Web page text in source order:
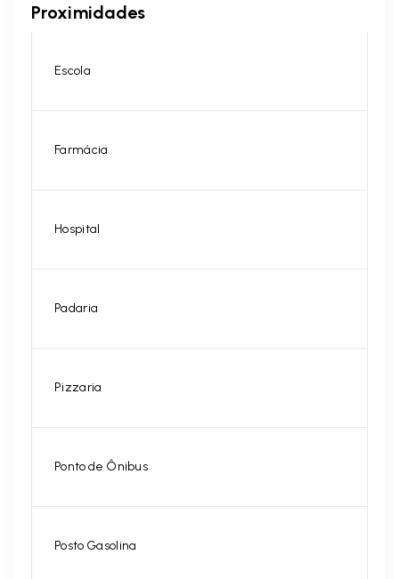
Proximidades
Escola
Farmácia
Hospital
Padaria
Pizzaria
Ponto de Ônibus
Posto Gasolina